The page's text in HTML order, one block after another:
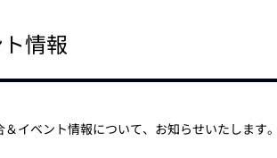
情報
イベント情報について、お知らせいたします。